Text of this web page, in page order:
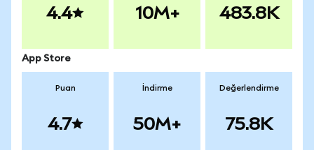
4.4 10M+ 483.8K
App Store
Puan
4.7
İndirme
50M+
Değerlendirme
75.8K